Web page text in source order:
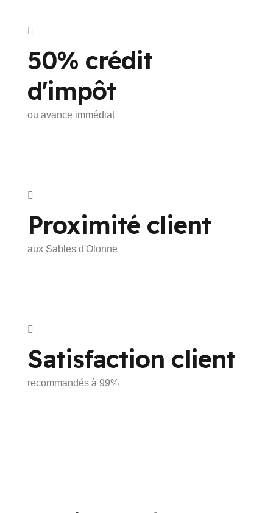
50% crédit
d'impôt
ou avance immédiat
Proximité client
aux Sables d'Olonne
Satisfaction client
recommandés à 99%